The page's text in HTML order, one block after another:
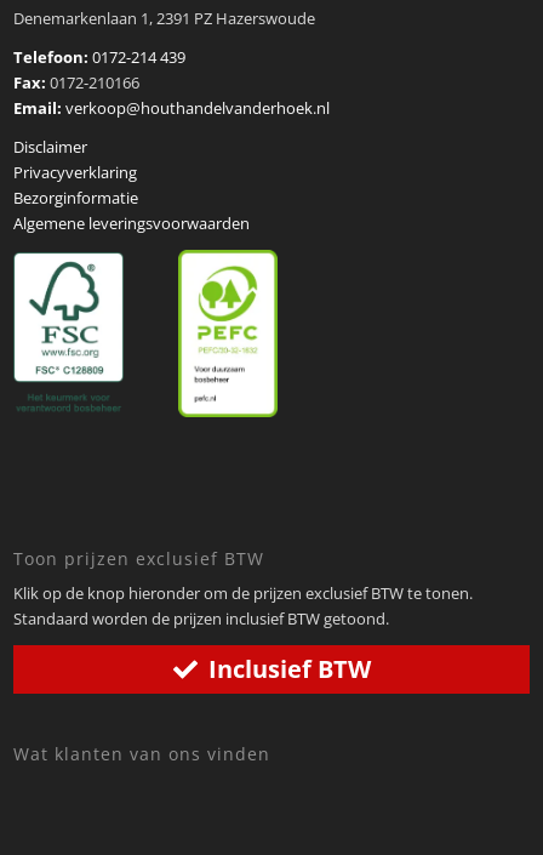
Denemarkenlaan 1, 2391 PZ Hazerswoude
Telefoon:0172-214 439
Fax:0172-210166
Email: verkoop@houthandelvanderhoek.nl
Disclaimer
Privacyverklaring
Bezorginformatie
Algemene leveringsvoorwaarden
Toon prijzen exclusief BTW
Klik op de knop hieronder om de prijzen exclusief BTW te tonen.
Standaard worden de prijzen inclusief BTW getoond.
Inclusief BTW
Wat klanten van ons vinden